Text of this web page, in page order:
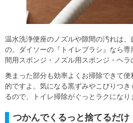
温水洗浄便座のノズルや隙間の汚れは
の。ダイソーの『トイレブラシ』なら
間用スポンジ・ノズル用スポンジ・ヘラ
奥まった部分も効率よくお掃除できて
的ですよ。気になる黒ずみやこびりつき
るので、トイレ掃除がぐっとラクになり
つかんでくるっと捨てるだ